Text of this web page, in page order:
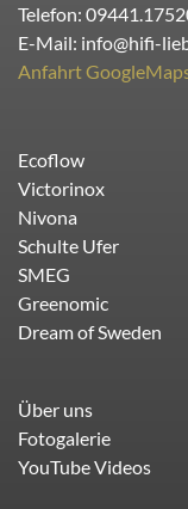
Telefon:
E-Mail: info@hifi-
Anfahrt
Ecoflow
Victorinox
Nivona
Schulte Ufer
SMEG
Greenomic
Dream of Sweden
Über uns
Fotogalerie
YouTube Videos